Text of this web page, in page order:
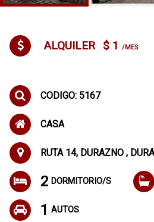
ALQUILER $ 1 /MES
CODIGO: 5167
CASA
RUTA 14, DURAZNO ,
2 DORMITORIO/S
1 AUTOS